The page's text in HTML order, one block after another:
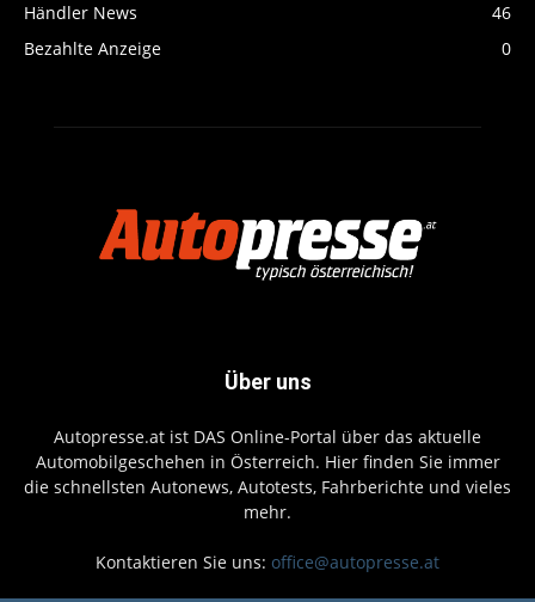
Händler News
46
Bezahlte Anzeige
0
Über uns
Autopresse.at ist DAS Online-Portal über das aktuelle
Automobilgeschehen in Österreich. Hier finden Sie immer
die schnellsten Autonews, Autotests, Fahrberichte und vieles
mehr.
Kontaktieren Sie uns: office@autopresse.at